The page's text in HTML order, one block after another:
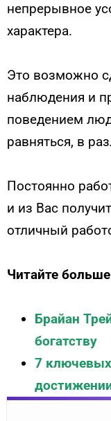
непрерывное
характера.
Это возможно
наблюдения и
поведением
равняться, в
Постоянно
и из Вас
отличный
Читайте
Брайан
богатству
7